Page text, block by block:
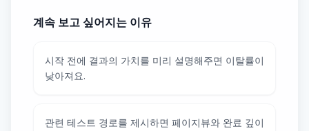
계속 보고 싶어지는 이유
시작 전에 결과의 가치를 미리 설명해주면 이탈률이
낮아져요.
관련 테스트 경로를 제시하면 페이지뷰와 완료 깊이